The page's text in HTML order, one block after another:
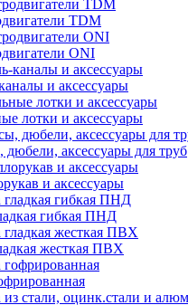
TDM
ONI
и аксессуары
лотки и аксессуары
аксессуары для труб
и аксессуары
гибкая ПНД
жесткая ПВХ